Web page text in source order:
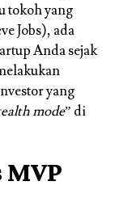
tokoh yang
Jobs), ada
Anda sejak
yang
mode” di